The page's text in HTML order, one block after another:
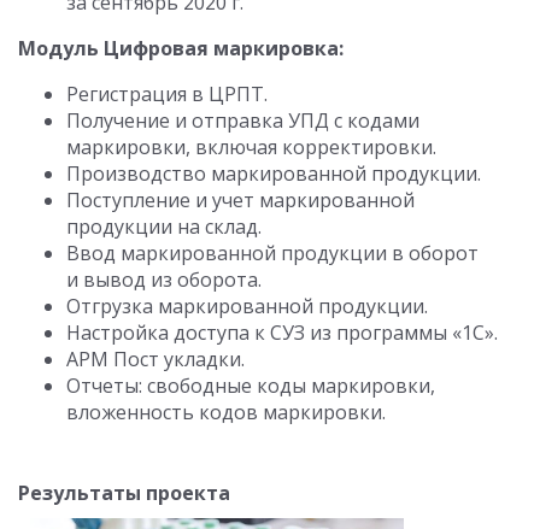
Модуль Цифровая маркировка:
Регистрация в ЦРПТ.
Получение и отправка УПД с кодами
маркировки, включая корректировки.
Производство маркированной продукции.
Поступление и учет маркированной
продукции на склад.
Ввод маркированной продукции в оборот
и вывод из оборота.
Отгрузка маркированной продукции.
Настройка доступа к СУЗ из программы «1С».
АРМ Пост укладки.
Отчеты: свободные коды маркировки,
вложенность кодов маркировки.
Результаты проекта